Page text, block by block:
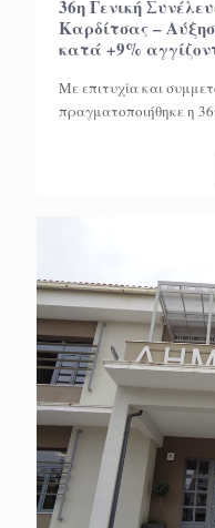
36η Γενική
Καρδίτσας –
κατά +9%
Με επιτυχία και
πραγματοποιήθηκε η